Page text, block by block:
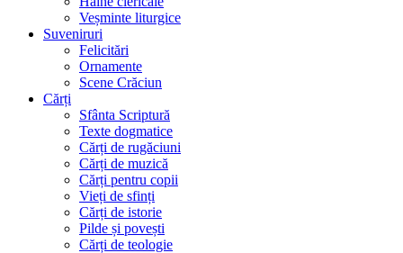
Veșminte liturgice
Suveniruri
Felicitări
Ornamente
Scene Crăciun
Cărți
Sfânta Scriptură
Texte dogmatice
Cărți de rugăciuni
Cărți de muzică
Cărți pentru copii
Vieți de sfinți
Cărți de istorie
Pilde și povești
Cărți de teologie